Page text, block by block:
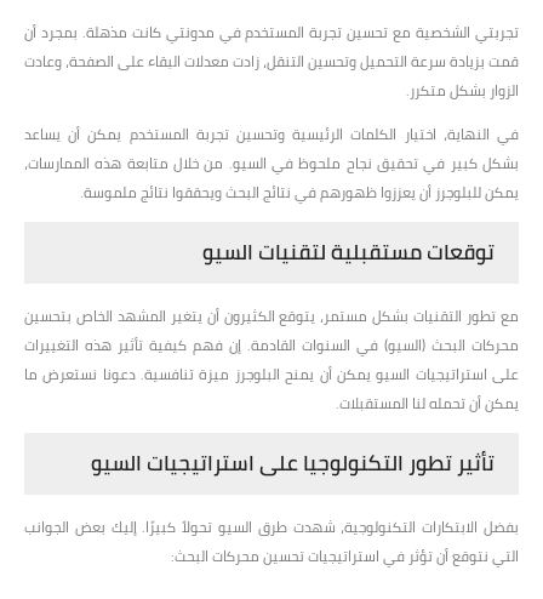
تجربتي الشخصية مع تحسين تجربة المستخدم في مدونتي كانت مذهلة. بمجرد أن
قمت بزيادة سرعة التحميل وتحسين التنقل، زادت معدلات البقاء على الصفحة، وعادت
الزوار بشكل متكرر.
في النهاية، اختيار الكلمات الرئيسية وتحسين تجربة المستخدم يمكن أن يساعد
بشكل كبير في تحقيق نجاح ملحوظ في السيو. من خلال متابعة هذه الممارسات،
يمكن للبلوجرز أن يعززوا ظهورهم في نتائج البحث ويحققوا نتائج ملموسة.
توقعات مستقبلية لتقنيات السيو
مع تطور التقنيات بشكل مستمر، يتوقع الكثيرون أن يتغير المشهد الخاص بتحسين
محركات البحث (السيو) في السنوات القادمة. إن فهم كيفية تأثير هذه التغييرات
على استراتيجيات السيو يمكن أن يمنح البلوجرز ميزة تنافسية. دعونا نستعرض ما
يمكن أن تحمله لنا المستقبلات.
تأثير تطور التكنولوجيا على استراتيجيات السيو
بفضل الابتكارات التكنولوجية، شهدت طرق السيو تحولاً كبيرًا. إليك بعض الجوانب
التي نتوقع أن تؤثر في استراتيجيات تحسين محركات البحث: